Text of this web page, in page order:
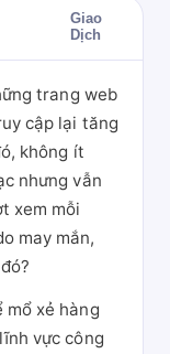
Giao
Dịch
trang web
cập lại tăng
không ít
nhưng vẫn
xem mỗi
may mắn,
mổ xẻ hàng
vực công